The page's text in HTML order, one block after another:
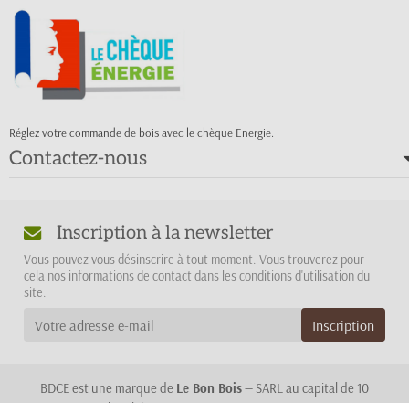
Réglez votre commande de bois avec le chèque Energie.
Contactez-nous
Inscription à la newsletter
Vous pouvez vous désinscrire à tout moment. Vous trouverez pour
cela nos informations de contact dans les conditions d'utilisation du
site.
BDCE est une marque de Le Bon Bois— SARL au capital de 10